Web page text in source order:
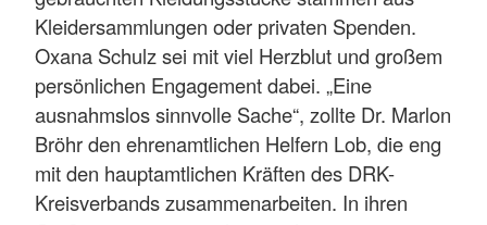
Kleidersammlungen oder privaten Spenden.
Oxana Schulz sei mit viel Herzblut und großem
persönlichen Engagement dabei. „Eine
ausnahmslos sinnvolle Sache“, zollte Dr. Marlon
Bröhr den ehrenamtlichen Helfern Lob, die eng
mit den hauptamtlichen Kräften des DRK-
Kreisverbands zusammenarbeiten. In ihren